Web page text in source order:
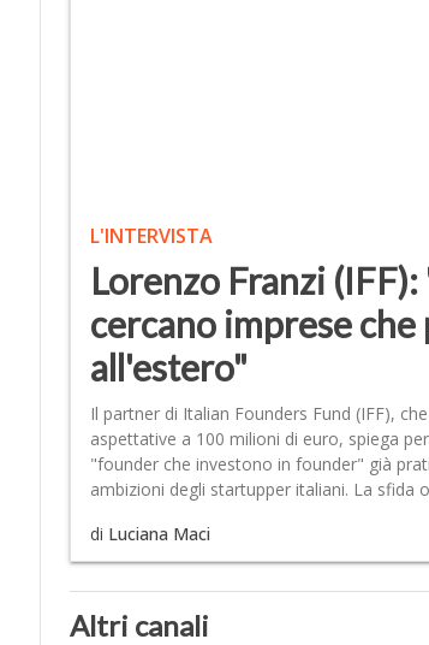
L'INTERVISTA
Lorenzo Franzi
cercano imprese che
all'estero"
Il partner di Italian Founders Fund (IFF),
aspettative a 100 milioni di euro, spiega
"founder che investono in founder" già
ambizioni degli startupper italiani. La sfida
di Luciana Maci
Altri canali